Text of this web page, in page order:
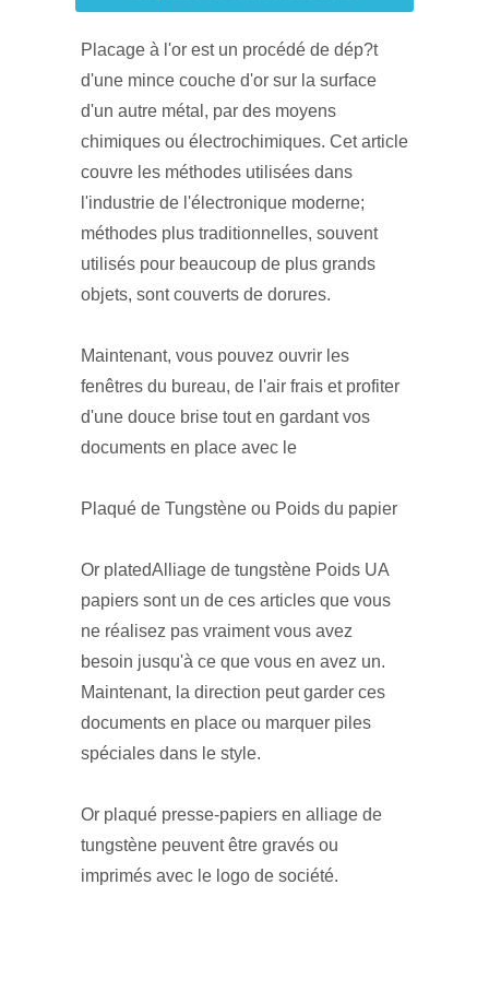
Placage à l'or est un procédé de dép?t
d'une mince couche d'or sur la surface
d'un autre métal, par des moyens
chimiques ou électrochimiques. Cet article
couvre les méthodes utilisées dans
l'industrie de l'électronique moderne;
méthodes plus traditionnelles, souvent
utilisés pour beaucoup de plus grands
objets, sont couverts de dorures.
Maintenant, vous pouvez ouvrir les
fenêtres du bureau, de l'air frais et profiter
d'une douce brise tout en gardant vos
documents en place avec le
Plaqué de Tungstène ou Poids du papier
Or platedAlliage de tungstène Poids UA
papiers sont un de ces articles que vous
ne réalisez pas vraiment vous avez
besoin jusqu'à ce que vous en avez un.
Maintenant, la direction peut garder ces
documents en place ou marquer piles
spéciales dans le style.
Or plaqué presse-papiers en alliage de
tungstène peuvent être gravés ou
imprimés avec le logo de société.